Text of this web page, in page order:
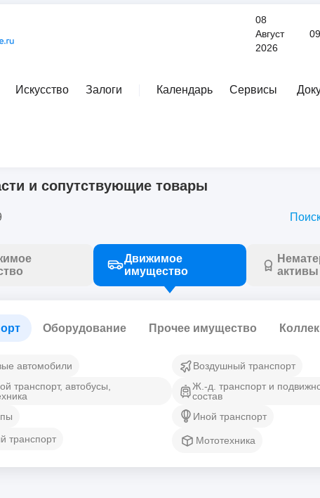
08
Август
2026
Искусство Залоги Календарь Сервисы
и сопутствующие товары
Движимое
имущество
активы
Оборудование Прочее имущество
автомобили
транспорт, автобусы,
транспорт
Воздушный транспорт
Ж.-д. транспорт и
состав
Иной транспорт
Мототехника